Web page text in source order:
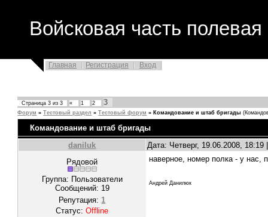
Войсковая часть полевая
Главная Регистрация Вход
Страница3 из3 « 1 2 3
Форум » Тестовый раздел » Тестовый форум » Командование и штаб бригады
Командование и штаб бригады
daniluk
Дата: Четверг, 19.06.2008,
Рядовой
Группа: Пользователи
Сообщений: 19
Репутация: 1
Статус:Offline
наверное, номер полка - у
Андрей Данилюк